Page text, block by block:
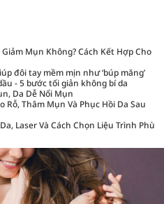
Mụn Không? Cách Kết Hợp Cho
đôi tay mềm mịn như ‘búp măng’
- 5 bước tối giản không bí da
Da Dễ Nổi Mụn
Rỗ, Thâm Mụn Và Phục Hồi Da Sau
Laser Và Cách Chọn Liệu Trình Phù